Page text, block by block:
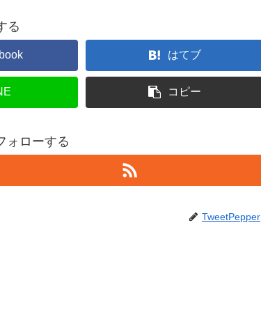
る
はてブ
コピー
ォローする
TweetPepper